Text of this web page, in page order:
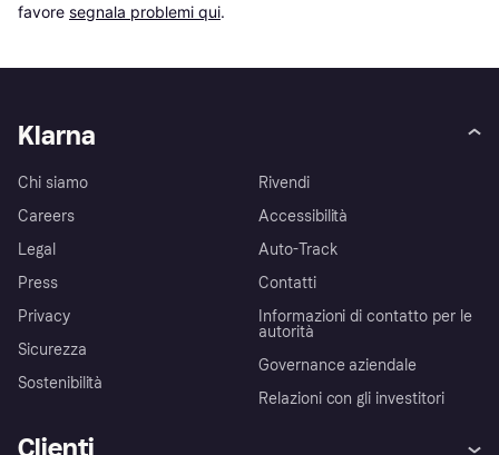
favore segnala problemi qui.
Klarna
Chi siamo
Careers
Legal
Press
Privacy
Sicurezza
Sostenibilità
Rivendi
Accessibilità
Auto-Track
Contatti
Informazioni di contatto per le
autorità
Governance aziendale
Relazioni con gli investitori
Clienti